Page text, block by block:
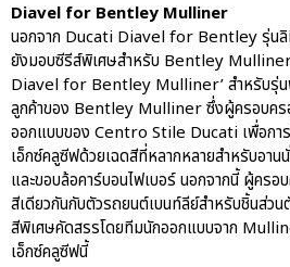
Diavel for Bentley Mulliner
นอกจาก Ducati Diavel for Bentley รุ่น
ยังมอบซีรีส์พิเศษสำหรับ Bentley
Diavel for Bentley Mulliner’ สำหรับรุ่น
ลูกค้าของ Bentley Mulliner ซึ่งผู้ครอบคร
ออกแบบของ Centro Stile Ducati เพื่อกา
เอ็กซ์คลูซีฟด้วยเฉดสีที่หลากหลายสำหรับอาน
และขอบล้อคาร์บอนไฟเบอร์ นอกจากนี้ ผู้ครอ
สีเดียวกันกับตัวรถยนต์เบนท์ลีย์สำหรับชิ้นส่ว
สีพิเศษคัดสรรโดยทีมนักออกแบบจาก
เอ็กซ์คลูซีฟนี้